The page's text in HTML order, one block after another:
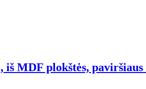
iš MDF plokštės,